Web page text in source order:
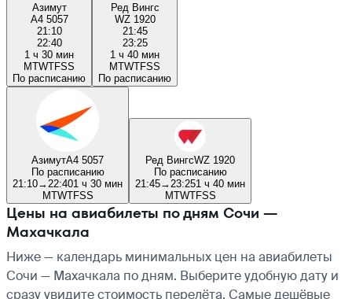
Азимут
A4 5057
21:10
22:40
1 ч 30 мин
MTWTFSS
По расписанию
Ред Вингс
WZ 1920
21:45
23:25
1 ч 40 мин
MTWTFSS
По расписанию
АзимутA4 5057
По расписанию
21:10→ 22:401 ч 30 мин
MTWTFSS
Ред ВингсWZ 1920
По расписанию
21:45→ 23:251 ч 40 мин
MTWTFSS
Цены на авиабилеты по дням Сочи —
Махачкала
Ниже — календарь минимальных цен на авиабилеты
Сочи — Махачкала по дням. Выберите удобную дату и
сразу увидите стоимость перелёта. Самые дешёвые